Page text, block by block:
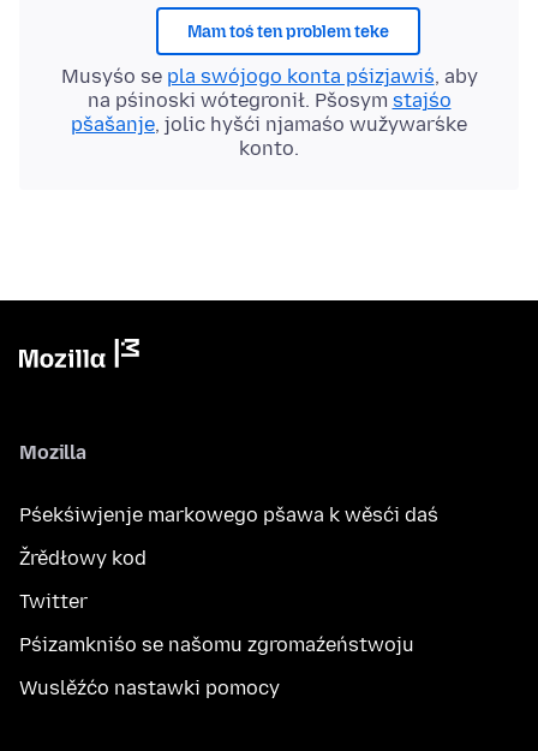
Mam toś ten problem teke
Musyśo se pla swójogo konta pśizjawiś, aby
na pśinoski wótegronił. Pšosym stajśo
pšašanje, jolic hyšći njamaśo wužywaŕske
konto.
Mozilla
Pśekśiwjenje markowego pšawa k wěsći daś
Žrědłowy kod
Twitter
Pśizamkniśo se našomu zgromaźeństwoju
Wuslěźćo nastawki pomocy